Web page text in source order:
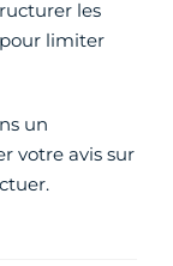
les
limiter
un
votre avis sur